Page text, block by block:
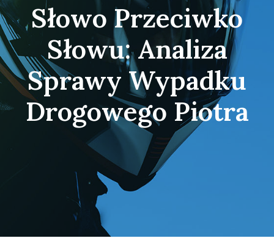
Słowo Przeciwko
Słowu: Analiza
Sprawy Wypadku
Drogowego Piotra